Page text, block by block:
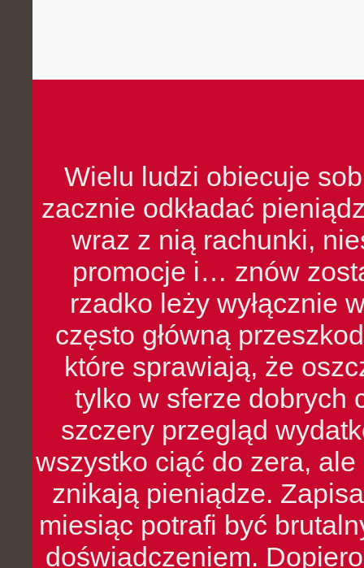
Wielu ludzi obiecuje
zacznie odkładać
wraz z nią rachunki,
promocje i… znów
rzadko leży wyłącznie
często główną
które sprawiają, że
tylko w sferze dobrych
szczery przegląd
wszystko ciąć do zera,
znikają pieniądze.
miesiąc potrafi być
doświadczeniem.